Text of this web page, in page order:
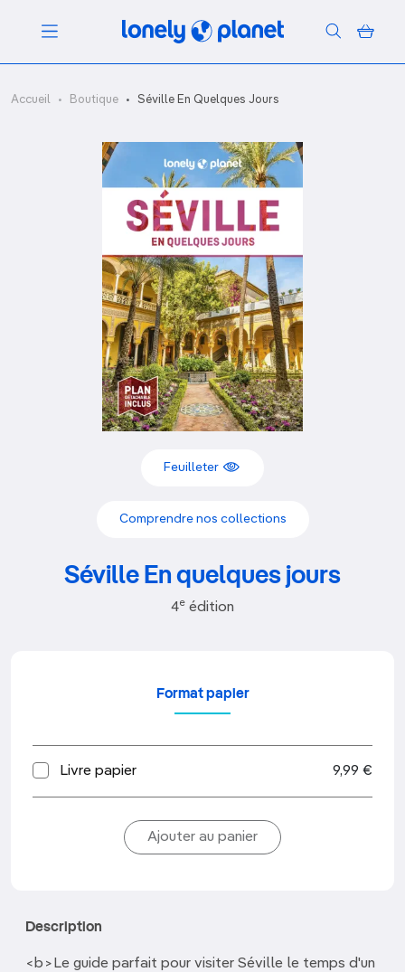
Menu
Votre recherche
Accueil Boutique Séville En Quelques Jours
Feuilleter
Comprendre nos collections
Séville En quelques jours
4e édition
Format papier
Livre papier 9,99 €
Description
<b>Le guide parfait pour visiter Séville le temps d'un